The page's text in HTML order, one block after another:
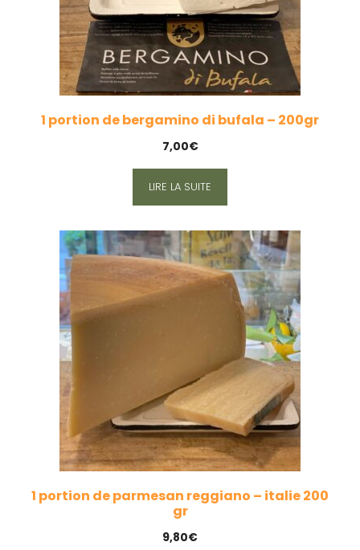
1 portion de bergamino di bufala – 200gr
7,00€
LIRE LA SUITE
1 portion de parmesan reggiano – italie 200
gr
9,80€